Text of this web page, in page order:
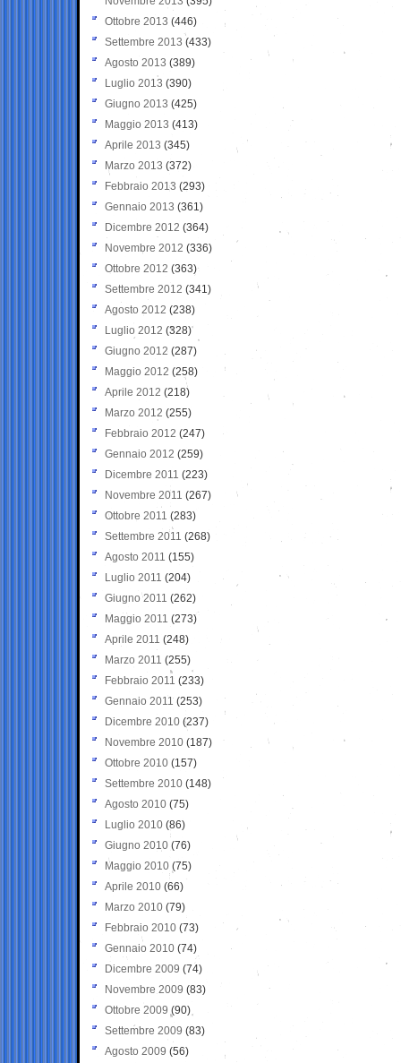
Ottobre 2013 (446)
Settembre 2013 (433)
Agosto 2013 (389)
Luglio 2013 (390)
Giugno 2013 (425)
Maggio 2013 (413)
Aprile 2013 (345)
Marzo 2013 (372)
Febbraio 2013 (293)
Gennaio 2013 (361)
Dicembre 2012 (364)
Novembre 2012 (336)
Ottobre 2012 (363)
Settembre 2012 (341)
Agosto 2012 (238)
Luglio 2012 (328)
Giugno 2012 (287)
Maggio 2012 (258)
Aprile 2012 (218)
Marzo 2012 (255)
Febbraio 2012 (247)
Gennaio 2012 (259)
Dicembre 2011 (223)
Novembre 2011 (267)
Ottobre 2011 (283)
Settembre 2011 (268)
Agosto 2011 (155)
Luglio 2011 (204)
Giugno 2011 (262)
Maggio 2011 (273)
Aprile 2011 (248)
Marzo 2011 (255)
Febbraio 2011 (233)
Gennaio 2011 (253)
Dicembre 2010 (237)
Novembre 2010 (187)
Ottobre 2010 (157)
Settembre 2010 (148)
Agosto 2010 (75)
Luglio 2010 (86)
Giugno 2010 (76)
Maggio 2010 (75)
Aprile 2010 (66)
Marzo 2010 (79)
Febbraio 2010 (73)
Gennaio 2010 (74)
Dicembre 2009 (74)
Novembre 2009 (83)
Ottobre 2009 (90)
Settembre 2009 (83)
Agosto 2009 (56)